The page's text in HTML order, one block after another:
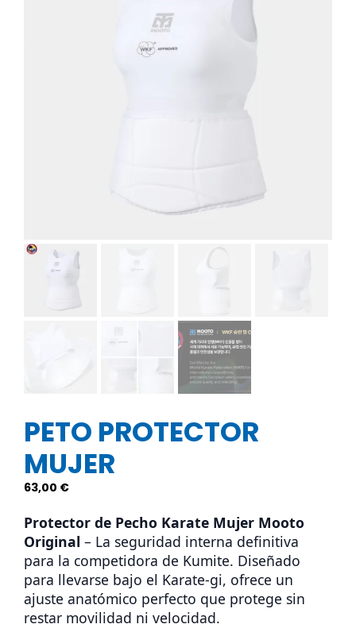
PETO PROTECTOR
MUJER
63,00 €
Protector de Pecho Karate Mujer Mooto
Original – La seguridad interna definitiva
para la competidora de Kumite. Diseñado
para llevarse bajo el Karate-gi, ofrece un
ajuste anatómico perfecto que protege sin
restar movilidad ni velocidad.